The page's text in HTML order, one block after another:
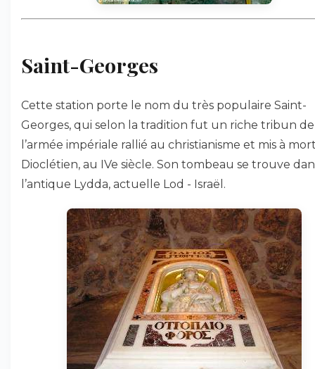
Saint-Georges
Cette station porte le nom du très populaire Saint-
Georges, qui selon la tradition fut un riche tribun de
l’armée impériale rallié au christianisme et mis à
Dioclétien, au IVe siècle. Son tombeau se trouve
l’antique Lydda, actuelle Lod - Israël.